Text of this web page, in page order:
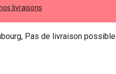
livraisons
Pas de livraison possible